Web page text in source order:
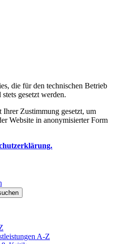
die für den technischen Betrieb
gesetzt werden.
Zustimmung gesetzt, um
Website in anonymisierter Form
A-Z